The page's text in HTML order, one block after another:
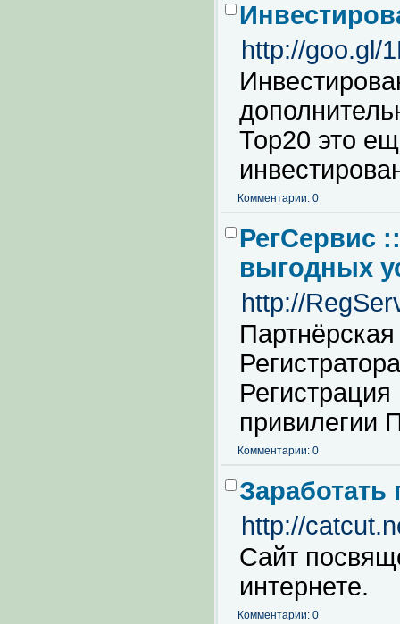
http://goo.gl/
Тор20 это
Комментарии: 0
РегСервис
выгодных
http://
привилегии
Комментарии: 0
Заработать
http://
Сайт
интернете.
Комментарии: 0